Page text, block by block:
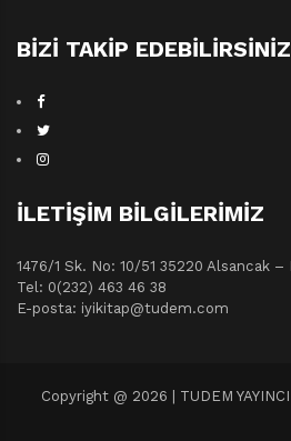
Türkiye Yayınları, 1962 • 77 sayfa
BIZI TAKIP EDEBILIRSINIZ
İLETIŞIM BILGILERIMIZ
1476/1 Sk. No: 10/51 35220 Alsancak
Tel: 0(232) 463 46 38
E-posta: iyikitap@tudem.com
Copyright @ 2026 | TUDEM